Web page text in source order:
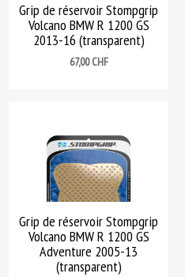
Grip de réservoir Stompgrip
Volcano BMW R 1200 GS
2013-16 (transparent)
Prix
67,00 CHF
Grip de réservoir Stompgrip
Volcano BMW R 1200 GS
Adventure 2005-13
(transparent)